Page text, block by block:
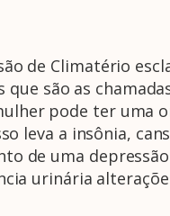
de Climatério
são as
pode ter uma
leva a insônia,
de uma
urinária